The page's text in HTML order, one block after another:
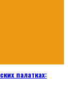
палатках: